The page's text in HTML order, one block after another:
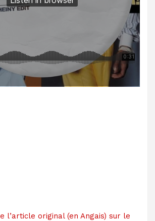
l’article original (en Angais) sur le